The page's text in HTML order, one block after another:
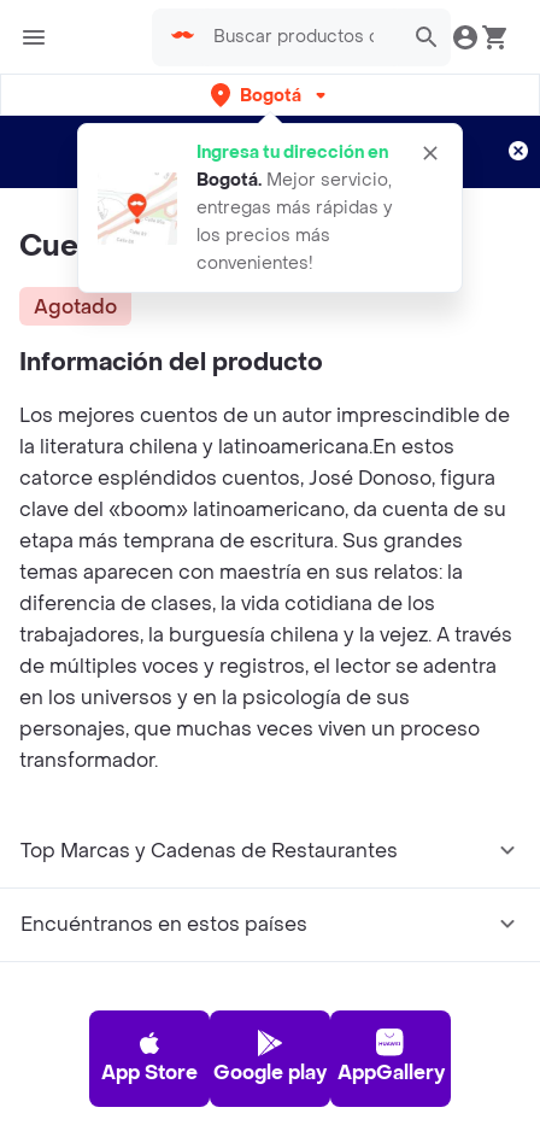
Bogotá
Ingresa tu dirección en
Bogotá. Mejor servicio,
entregas más rápidas y
los precios más
convenientes!
envíos gratis por semanas
Aplican TyC
Cuentos reunidos
Agotado
Información del producto
Los mejores cuentos de un autor imprescindible de
la literatura chilena y latinoamericana.En estos
catorce espléndidos cuentos, José Donoso, figura
clave del «boom» latinoamericano, da cuenta de su
etapa más temprana de escritura. Sus grandes
temas aparecen con maestría en sus relatos: la
diferencia de clases, la vida cotidiana de los
trabajadores, la burguesía chilena y la vejez. A través
de múltiples voces y registros, el lector se adentra
en los universos y en la psicología de sus
personajes, que muchas veces viven un proceso
transformador.
Top Marcas y Cadenas de Restaurantes
Encuéntranos en estos países
App Store Google play AppGallery